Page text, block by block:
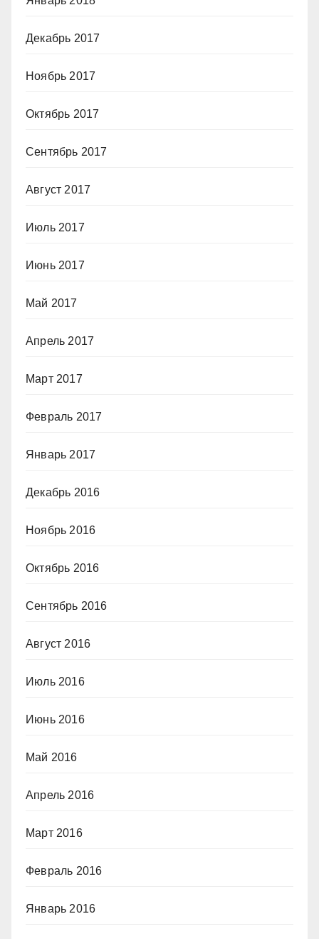
Декабрь 2017
Ноябрь 2017
Октябрь 2017
Сентябрь 2017
Август 2017
Июль 2017
Июнь 2017
Май 2017
Апрель 2017
Март 2017
Февраль 2017
Январь 2017
Декабрь 2016
Ноябрь 2016
Октябрь 2016
Сентябрь 2016
Август 2016
Июль 2016
Июнь 2016
Май 2016
Апрель 2016
Март 2016
Февраль 2016
Январь 2016